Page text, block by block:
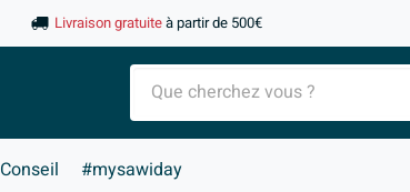
Livraison gratuiteà partir de 500€
Conseil #mysawiday